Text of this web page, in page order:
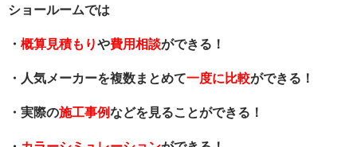
ショールームでは
・ 概算見積もりや費用相談ができる！
・人気メーカーを複数まとめて一度に比較ができる！
・実際の施工事例などを見ることができる！